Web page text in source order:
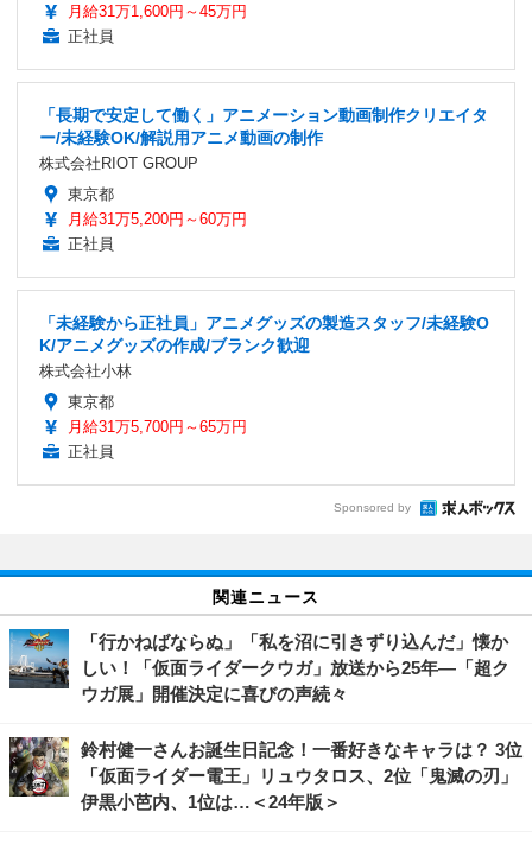
月給31万1,600円～45万円
正社員
「長期で安定して働く」アニメーション動画制作クリエイタ
ー/未経験OK/解説用アニメ動画の制作
株式会社RIOT GROUP
東京都
月給31万5,200円～60万円
正社員
「未経験から正社員」アニメグッズの製造スタッフ/未経験O
K/アニメグッズの作成/ブランク歓迎
株式会社小林
東京都
月給31万5,700円～65万円
正社員
Sponsored by
関連ニュース
「行かねばならぬ」「私を沼に引きずり込んだ」懐か
しい！「仮面ライダークウガ」放送から25年―「超ク
ウガ展」開催決定に喜びの声続々
鈴村健一さんお誕生日記念！一番好きなキャラは？ 3位
「仮面ライダー電王」リュウタロス、2位「鬼滅の刃」
伊黒小芭内、1位は…＜24年版＞